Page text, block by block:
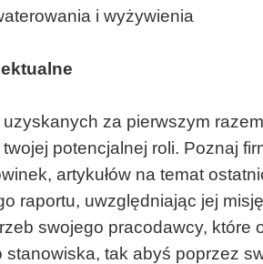
i wyżywienia
za pierwszym
twojej potencjalnej roli. Poznaj
artykułów na temat
raportu, uwzględniając jej
swojego pracodawcy, które
stanowiska, tak abyś poprzez